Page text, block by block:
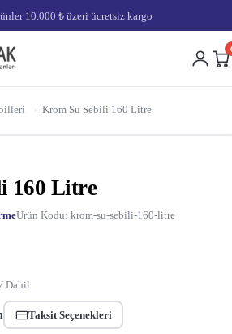
10.000 ₺ üzeri ücretsiz kargo
› Krom Su Sebili 160 Litre
160 Litre
Ürün Kodu: krom-su-sebili-160-litre
Dahil
Taksit Seçenekleri